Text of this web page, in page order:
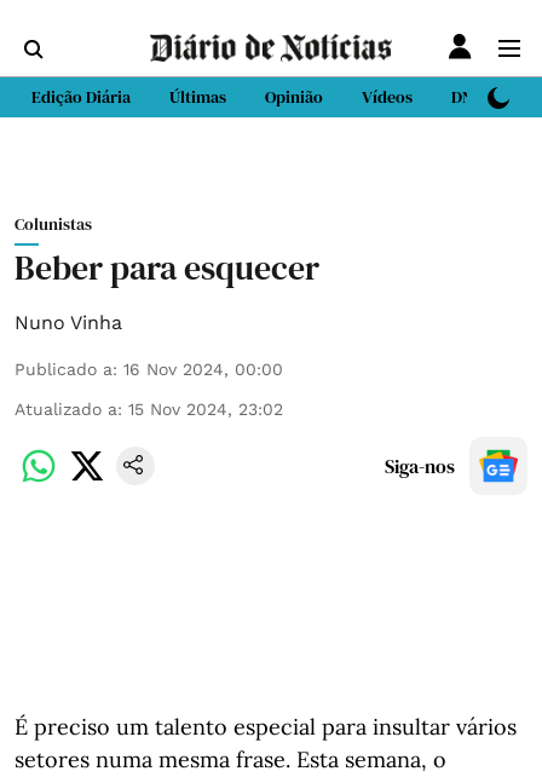
Edição Diária Últimas Opinião Vídeos DN Sport
Colunistas
Beber para esquecer
Nuno Vinha
Publicado a: 16 Nov 2024, 00:00
Atualizado a: 15 Nov 2024, 23:02
Siga-nos
É preciso um talento especial para insultar vários
setores numa mesma frase. Esta semana, o